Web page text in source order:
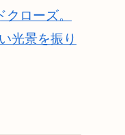
ローズ。
光景を振り